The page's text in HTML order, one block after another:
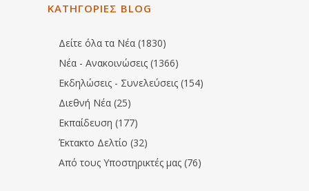
ΚΑΤΗΓΟΡΙΕΣ BLOG
Δείτε όλα τα Νέα (1830)
Νέα - Ανακοινώσεις (1366)
Εκδηλώσεις - Συνελεύσεις (154)
Διεθνή Νέα (25)
Εκπαίδευση (177)
Έκτακτο Δελτίο (32)
Από τους Υποστηρικτές μας (76)